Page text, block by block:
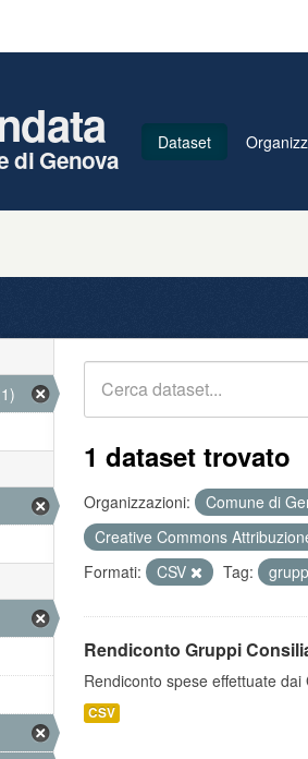
di Genova
Dataset
1 dataset trovato
Organizzazioni: Comune di
Creative Commons
Formati:
CSV Tag:
Rendiconto Gruppi
Rendiconto spese effettuate
CSV